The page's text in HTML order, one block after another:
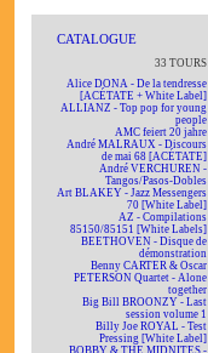
CATALOGUE
33 TOURS
Alice DONA - De la tendresse
[ACÉTATE + White Label]
ALLIANZ - Top pop for young
people
AMC feiert 20 jahre
André MALRAUX - Discours
de mai 68 [ACÉTATE]
André VERCHUREN -
Tangos/Pasos-Dobles
Art BLAKEY - Jazz Messengers
70 [White Label]
AZ - Compilations
85150/85151 [White Labels]
BEETHOVEN - Disque de
démonstration
Benny CARTER & Oscar
PETERSON Quartet - Alone
together
Big Bill BROONZY - Last
session volume 1
Billy Joe ROYAL - Test
Pressing [White Label]
BOBBY & THE MIDNITES -